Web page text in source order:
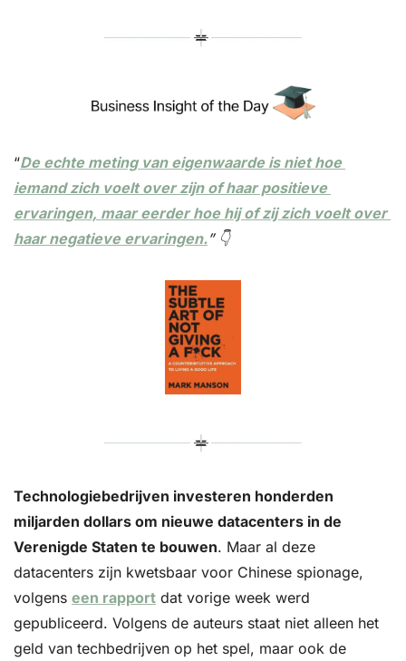
“De echte meting van eigenwaarde is niet hoe
iemand zich voelt over zijn of haar positieve
ervaringen, maar eerder hoe hij of zij zich voelt over
haar negatieve ervaringen.” 👇
Technologiebedrijven investeren honderden
miljarden dollars om nieuwe datacenters in de
Verenigde Staten te bouwen. Maar al deze
datacenters zijn kwetsbaar voor Chinese spionage,
volgens een rapport dat vorige week werd
gepubliceerd. Volgens de auteurs staat niet alleen het
geld van techbedrijven op het spel, maar ook de